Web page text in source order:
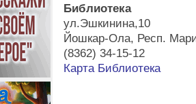
Библиотека
ул.Эшкинина,10
Йошкар-Ола, Респ.
(8362) 34-15-12
Карта Библиотека